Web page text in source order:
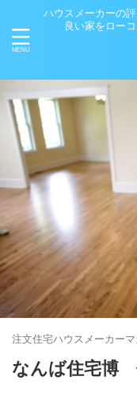
ハウスメーカーの
良い家をロー
注文住宅ハウスメーカー
なんば住宅博